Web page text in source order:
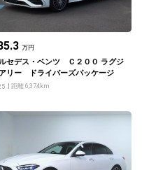
万円
セデス・ベンツ Ｃ２００ ラグジ
リー ドライバーズパッケージ
距離 6,374km